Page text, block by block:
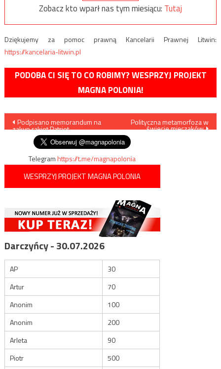
Zobacz kto wparł nas tym miesiącu: Tutaj
Dziękujemy za pomoc prawną Kancelarii Prawnej Litwin:
https://kancelaria-litwin.pl
PODOBA CI SIĘ TO CO ROBIMY? WESPRZYJ PROJEKT
MAGNA POLONIA!
Nawigacja
wpisu
Podpisano memorandum na
zakup rakiet Patriot
Polityczna metamorfoza w
świecie mięczaków
Telegramhttps://t.me/magnapolonia
WESPRZYJ PROJEKT MAGNA POLONIA
Darczyńcy - 30.07.2026
AP
30
Artur
70
Anonim
100
Anonim
200
Arleta
90
Piotr
500